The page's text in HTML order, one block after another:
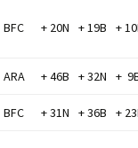
BFC + 20N + 19B +
ARA + 46B + 32N +
BFC + 31N + 36B +